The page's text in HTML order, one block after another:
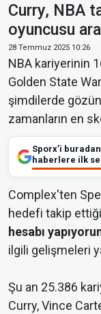
Curry, NBA
oyuncusu
28 Temmuz 2025 10:26
NBA kariyerinin
Golden State
şimdilerde
zamanların en
Sporx’i
haberlere ilk
Complex'ten
hedefi takip
hesabı
ilgili gelişmeleri
Şu an 25.386
Curry, Vince